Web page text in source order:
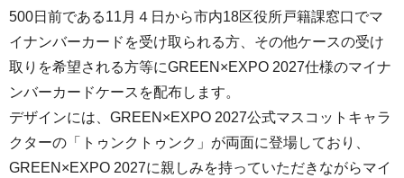
500日前である11月４日から市内18区役所戸籍課窓口でマ
イナンバーカードを受け取られる方、その他ケースの受け
取りを希望される方等にGREEN×EXPO 2027仕様のマイナ
ンバーカードケースを配布します。
デザインには、GREEN×EXPO 2027公式マスコットキャラ
クターの「トゥンクトゥンク」が両面に登場しており、
GREEN×EXPO 2027に親しみを持っていただきながらマイ